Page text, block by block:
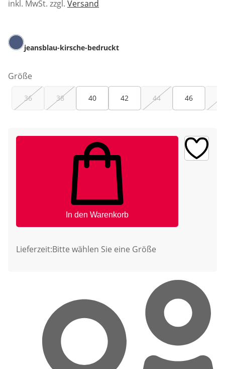
inkl. MwSt. zzgl. Versand
jeansblau-kirsche-bedruckt
Größe
36 38 40 42 44 46
In den Warenkorb
Lieferzeit:Bitte wählen Sie eine Größe